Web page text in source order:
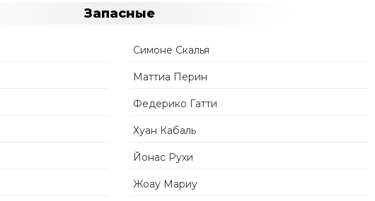
Запасные
Симоне Скалья
Маттиа Перин
Федерико Гатти
Хуан Кабаль
Йонас Рухи
Жоау Мариу